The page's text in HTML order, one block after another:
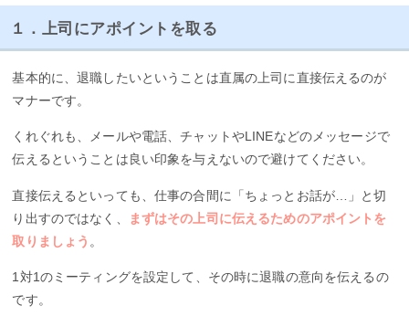
１．上司にアポイントを取る
基本的に、退職したいということは直属の上司に直接伝えるのが
マナーです。
くれぐれも、メールや電話、チャットやLINEなどのメッセージで
伝えるということは良い印象を与えないので避けてください。
直接伝えるといっても、仕事の合間に「ちょっとお話が…」と切
り出すのではなく、
まずはその上司に伝えるためのアポイントを
取りましょう 。
1対1のミーティングを設定して、その時に退職の意向を伝えるの
です。